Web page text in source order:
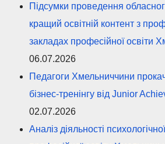
Підсумки проведення
кращий освітній контент з
закладах професійної освіти
06.07.2026
Педагоги Хмельниччини
бізнес-тренінгу від Junior
02.07.2026
Аналіз діяльності